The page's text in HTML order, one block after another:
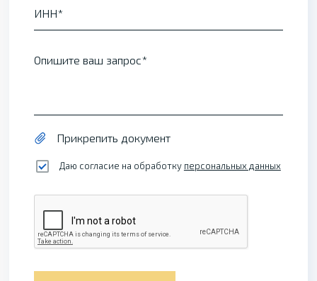
ИНН
Опишите ваш запрос
Прикрепить документ
Даю согласие на обработку персональных данных